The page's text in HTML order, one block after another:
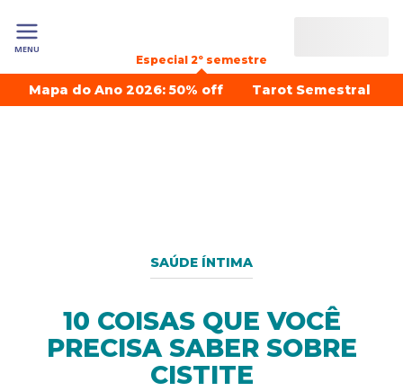
MENU
Especial 2º semestre
Mapa do Ano 2026: 50% off Tarot Semestral
SAÚDE ÍNTIMA
10 COISAS QUE VOCÊ
PRECISA SABER SOBRE
CISTITE